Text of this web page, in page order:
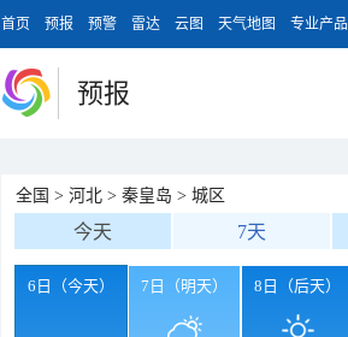
首页 预报 预警 雷达 云图 天气地图 专业产品
预报
全国 > 河北 > 秦皇岛 > 城区
今天 7天
6日（今天） 7日（明天） 8日（后天）